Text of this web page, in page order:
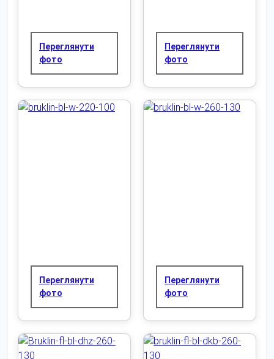
Переглянути
фото
Переглянути
фото
Переглянути
фото
Переглянути
фото